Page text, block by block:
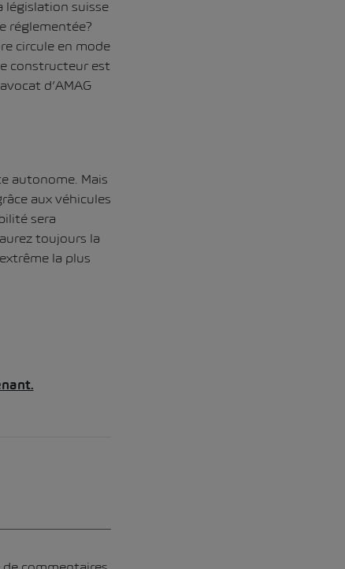
législation suisse
réglementée?
circule en mode
constructeur est
d’AMAG
autonome. Mais
aux véhicules
sera
toujours la
la plus